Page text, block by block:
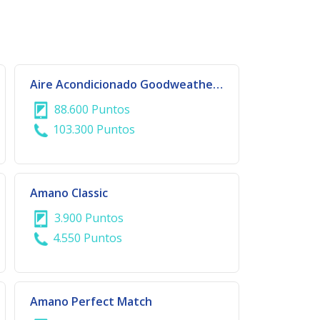
Aire Acondicionado Goodweather Split 18.000 BTU
88.600 Puntos
103.300 Puntos
Amano Classic
3.900 Puntos
4.550 Puntos
Amano Perfect Match